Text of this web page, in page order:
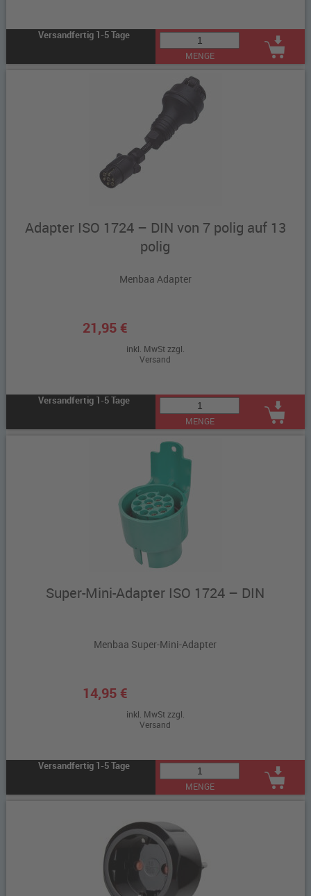
Versandfertig 1-5 Tage
MENGE
Adapter ISO 1724 – DIN von 7 polig auf 13
polig
Menbaa Adapter
21,95 €
inkl. MwSt zzgl.
Versand
Versandfertig 1-5 Tage
MENGE
Super-Mini-Adapter ISO 1724 – DIN
Menbaa Super-Mini-Adapter
14,95 €
inkl. MwSt zzgl.
Versand
Versandfertig 1-5 Tage
MENGE